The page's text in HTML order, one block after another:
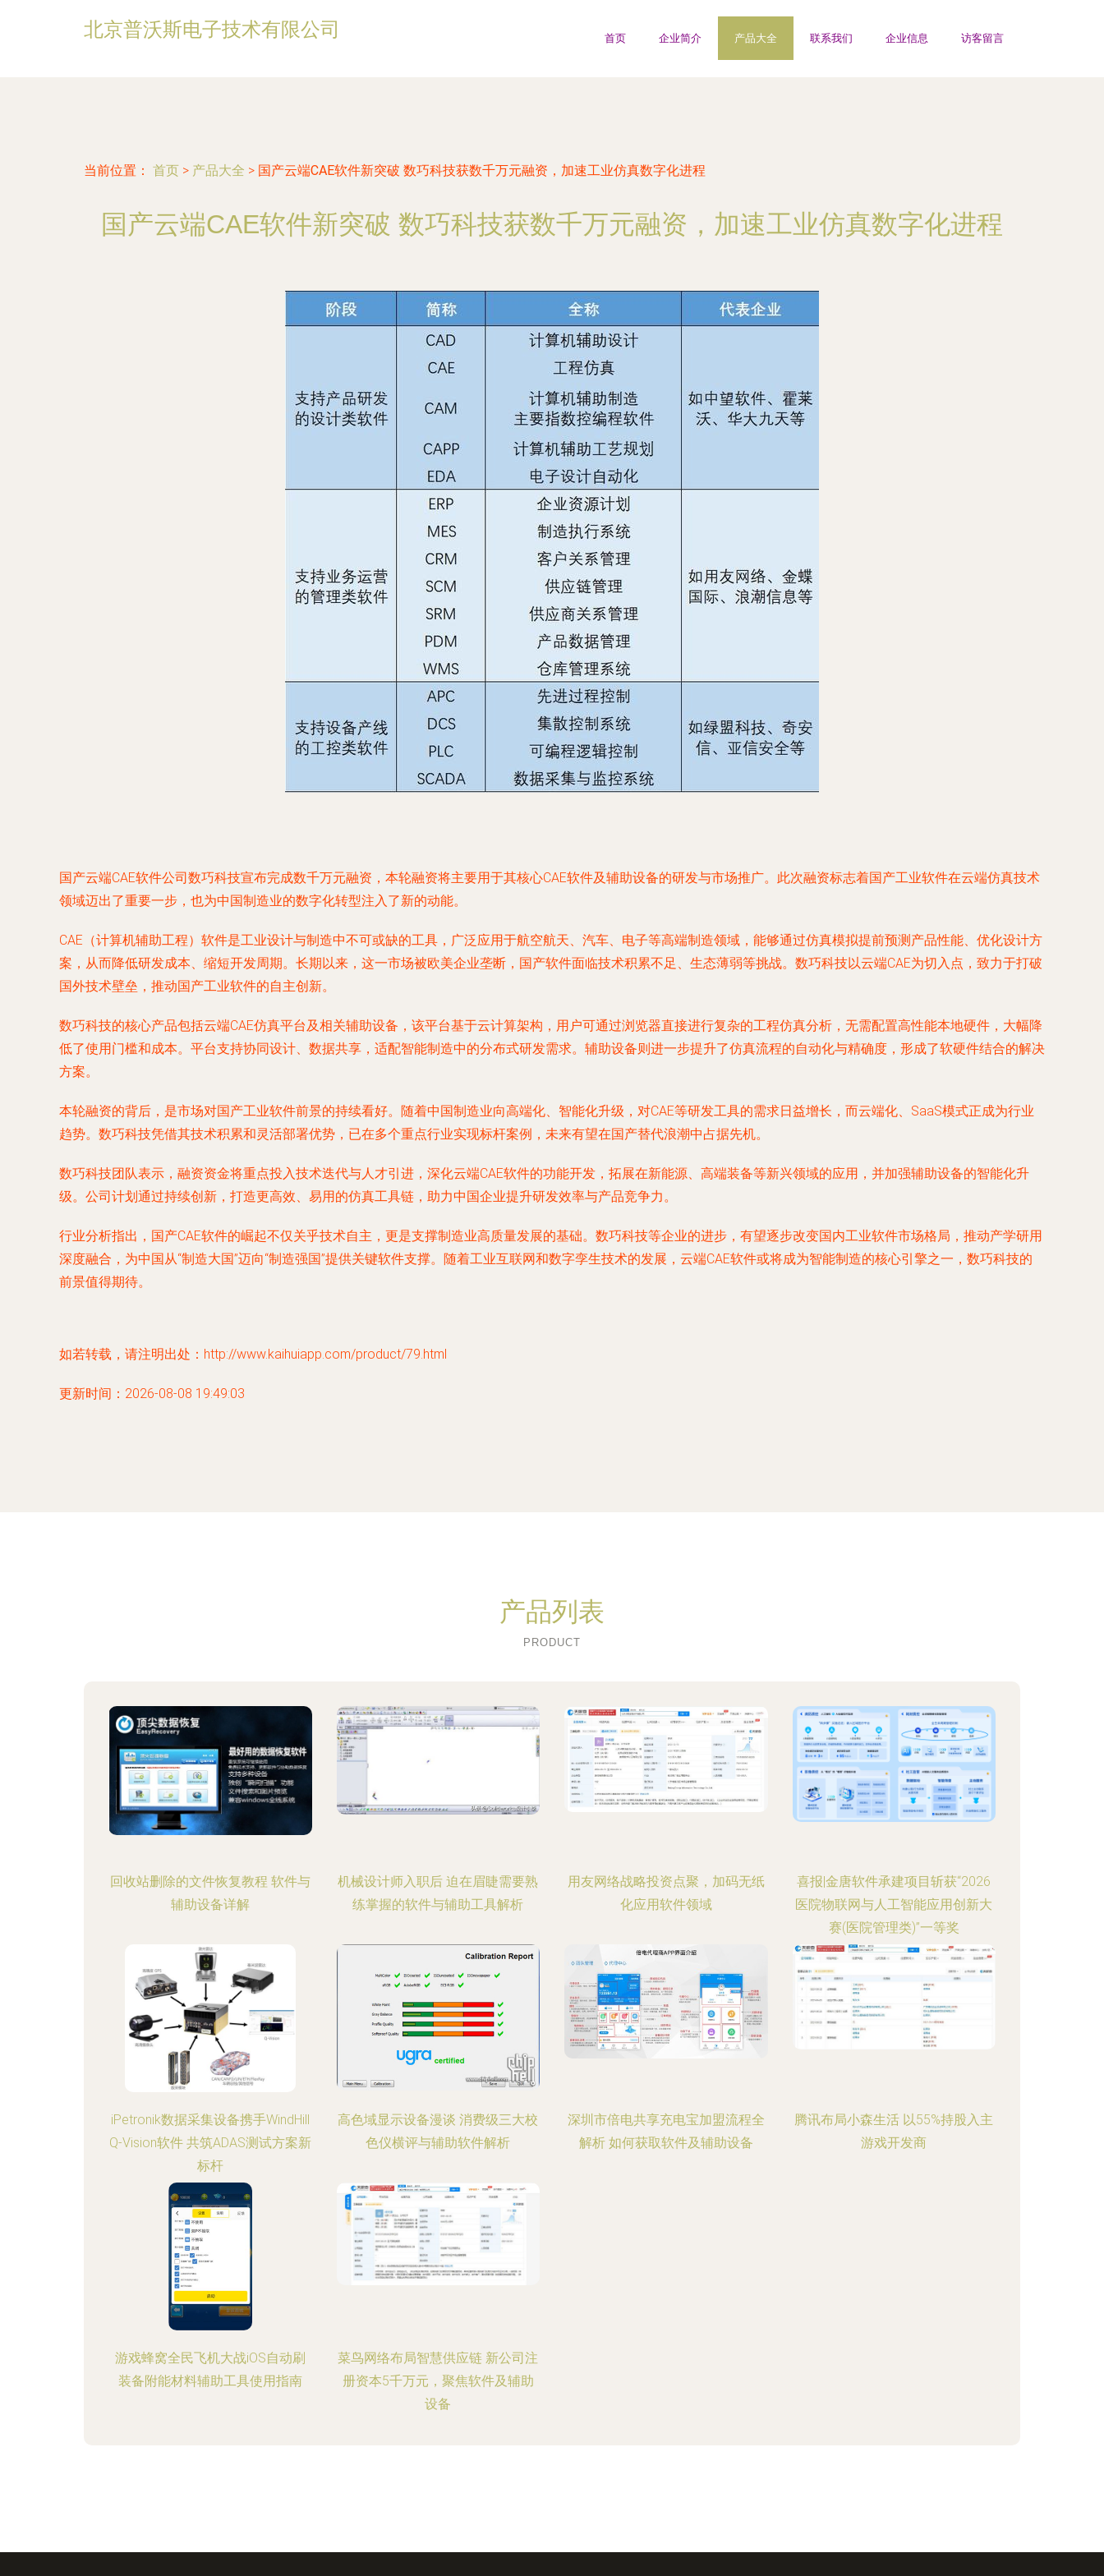
北京普沃斯电子技术有限公司 首页 企业简介 产品大全 联系我们 企业信息 访客留言
当前位置： 首页 > 产品大全 > 国产云端CAE软件新突破 数巧科技获数千万元融资，加速工业仿真数字化进程
国产云端CAE软件新突破 数巧科技获数千万元融资，加速工业仿真数字化进程
国产云端CAE软件公司数巧科技宣布完成数千万元融资，本轮融资将主要用于其核心CAE软件及辅助设备的研发与市场推广。此次融资标志着国产工业软件在云端仿真技术
领域迈出了重要一步，也为中国制造业的数字化转型注入了新的动能。
CAE（计算机辅助工程）软件是工业设计与制造中不可或缺的工具，广泛应用于航空航天、汽车、电子等高端制造领域，能够通过仿真模拟提前预测产品性能、优化设计方
案，从而降低研发成本、缩短开发周期。长期以来，这一市场被欧美企业垄断，国产软件面临技术积累不足、生态薄弱等挑战。数巧科技以云端CAE为切入点，致力于打破
国外技术壁垒，推动国产工业软件的自主创新。
数巧科技的核心产品包括云端CAE仿真平台及相关辅助设备，该平台基于云计算架构，用户可通过浏览器直接进行复杂的工程仿真分析，无需配置高性能本地硬件，大幅降
低了使用门槛和成本。平台支持协同设计、数据共享，适配智能制造中的分布式研发需求。辅助设备则进一步提升了仿真流程的自动化与精确度，形成了软硬件结合的解决
方案。
本轮融资的背后，是市场对国产工业软件前景的持续看好。随着中国制造业向高端化、智能化升级，对CAE等研发工具的需求日益增长，而云端化、SaaS模式正成为行业
趋势。数巧科技凭借其技术积累和灵活部署优势，已在多个重点行业实现标杆案例，未来有望在国产替代浪潮中占据先机。
数巧科技团队表示，融资资金将重点投入技术迭代与人才引进，深化云端CAE软件的功能开发，拓展在新能源、高端装备等新兴领域的应用，并加强辅助设备的智能化升
级。公司计划通过持续创新，打造更高效、易用的仿真工具链，助力中国企业提升研发效率与产品竞争力。
行业分析指出，国产CAE软件的崛起不仅关乎技术自主，更是支撑制造业高质量发展的基础。数巧科技等企业的进步，有望逐步改变国内工业软件市场格局，推动产学研用
深度融合，为中国从“制造大国”迈向“制造强国”提供关键软件支撑。随着工业互联网和数字孪生技术的发展，云端CAE软件或将成为智能制造的核心引擎之一，数巧科技的
前景值得期待。
如若转载，请注明出处：http://www.kaihuiapp.com/product/79.html
更新时间：2026-08-08 19:49:03
产品列表
PRODUCT
回收站删除的文件恢复教程 软件与
辅助设备详解
机械设计师入职后 迫在眉睫需要熟
练掌握的软件与辅助工具解析
用友网络战略投资点聚，加码无纸
化应用软件领域
喜报|金唐软件承建项目斩获“2026
医院物联网与人工智能应用创新大
赛(医院管理类)”一等奖
iPetronik数据采集设备携手WindHill
Q-Vision软件 共筑ADAS测试方案新
标杆
高色域显示设备漫谈 消费级三大校
色仪横评与辅助软件解析
深圳市倍电共享充电宝加盟流程全
解析 如何获取软件及辅助设备
腾讯布局小森生活 以55%持股入主
游戏开发商
游戏蜂窝全民飞机大战iOS自动刷
装备附能材料辅助工具使用指南
菜鸟网络布局智慧供应链 新公司注
册资本5千万元，聚焦软件及辅助
设备